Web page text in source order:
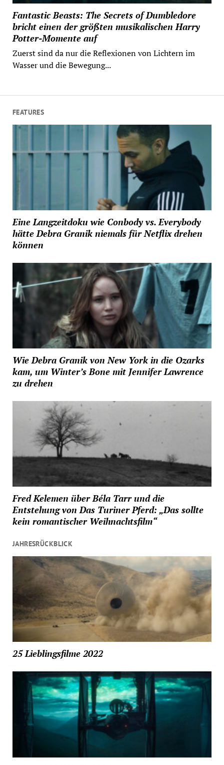
Fantastic Beasts: The Secrets of Dumbledore
bricht einen der größten musikalischen Harry
Potter-Momente auf
Zuerst sind da nur die Reflexionen von Lichtern im
Wasser und die Bewegung...
FEATURES
Eine Langzeitdoku wie Conbody vs. Everybody
hätte Debra Granik niemals für Netflix drehen
können
Wie Debra Granik von New York in die Ozarks
kam, um Winter’s Bone mit Jennifer Lawrence
zu drehen
Fred Kelemen über Béla Tarr und die
Entstehung von Das Turiner Pferd: „Das sollte
kein romantischer Weihnachtsfilm“
JAHRESRÜCKBLICK
25 Lieblingsfilme 2022